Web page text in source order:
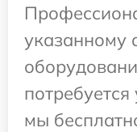
указанному
мы